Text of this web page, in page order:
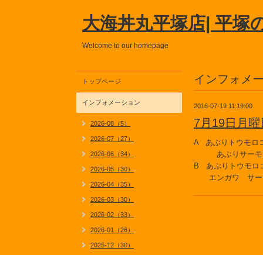
大海丼丸平塚店| 平塚
Welcome to our homepage
インフォメ
2016-07-19 11:19:00
7月19日月
A あぶりトウモロ
あぶりサーモ
B あぶりトウモ
エンガワ サー
トップページ
インフォメーション
2026-08（5）
2026-07（27）
2026-06（34）
2026-05（30）
2026-04（35）
2026-03（30）
2026-02（33）
2026-01（26）
2025-12（30）